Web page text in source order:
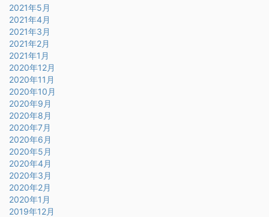
2021年5月
2021年4月
2021年3月
2021年2月
2021年1月
2020年12月
2020年11月
2020年10月
2020年9月
2020年8月
2020年7月
2020年6月
2020年5月
2020年4月
2020年3月
2020年2月
2020年1月
2019年12月